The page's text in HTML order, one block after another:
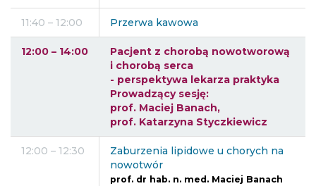
11:40 – 12:00 Przerwa kawowa
12:00 – 14:00
Pacjent z chorobą nowotworową
i chorobą serca
- perspektywa lekarza praktyka
Prowadzący sesję:
prof. Maciej Banach,
prof. Katarzyna Styczkiewicz
12:00 – 12:30
Zaburzenia lipidowe u chorych na
nowotwór
prof. dr hab. n. med. Maciej Banach